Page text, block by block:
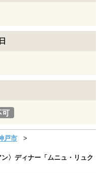
可
戸市
〉ディナー「ムニュ・リュク